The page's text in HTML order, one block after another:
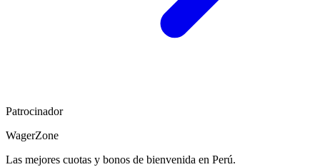
Patrocinador
WagerZone
Las mejores cuotas y bonos de bienvenida en Perú.